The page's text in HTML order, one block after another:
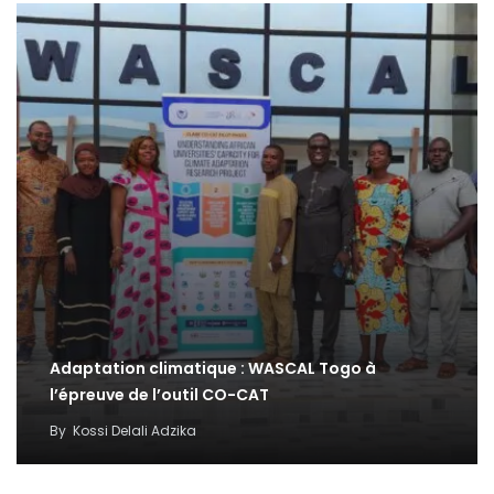
Adaptation climatique : WASCAL Togo à
l’épreuve de l’outil CO-CAT
By Kossi Delali Adzika